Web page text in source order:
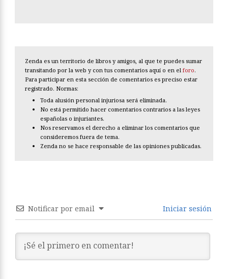
Zenda es un territorio de libros y amigos, al que te puedes sumar
transitando por la web y con tus comentarios aquí o en el foro.
Para participar en esta sección de comentarios es preciso estar
registrado. Normas:
Toda alusión personal injuriosa será eliminada.
No está permitido hacer comentarios contrarios a las leyes
españolas o injuriantes.
Nos reservamos el derecho a eliminar los comentarios que
consideremos fuera de tema.
Zenda no se hace responsable de las opiniones publicadas.
Notificar por email Iniciar sesión